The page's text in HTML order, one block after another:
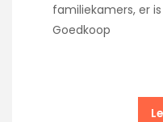
familiekamers, er
Goedkoop